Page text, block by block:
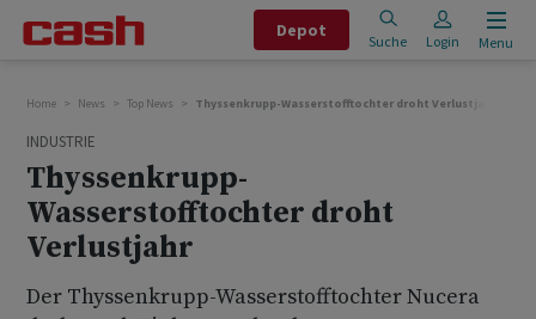
Depot
Suche Login Menu
Home News Top News Thyssenkrupp-Wasserstofftochter droht Verlustjahr
INDUSTRIE
Thyssenkrupp-
Wasserstofftochter droht
Verlustjahr
Der Thyssenkrupp-Wasserstofftochter Nucera